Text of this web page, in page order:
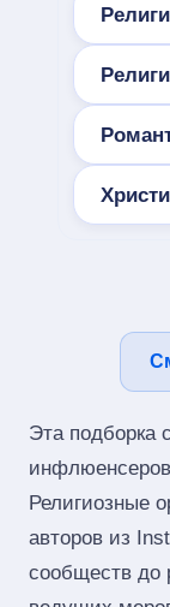
Эта подборка
Религиозные
авторов из
сообществ до